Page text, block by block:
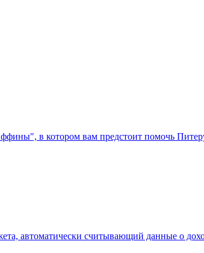
в котором вам предстоит помочь
автоматически считывающий данные о